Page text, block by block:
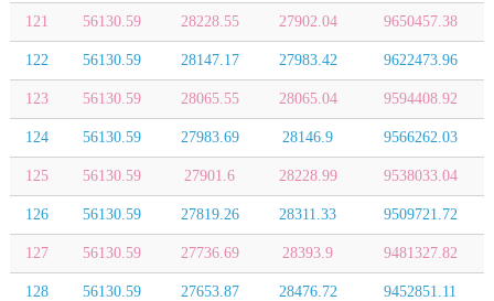
121 56130.59 28228.55 27902.04 9650457.38
122 56130.59 28147.17 27983.42 9622473.96
123 56130.59 28065.55 28065.04 9594408.92
124 56130.59 27983.69 28146.9 9566262.03
125 56130.59 27901.6 28228.99 9538033.04
126 56130.59 27819.26 28311.33 9509721.72
127 56130.59 27736.69 28393.9 9481327.82
128 56130.59 27653.87 28476.72 9452851.11